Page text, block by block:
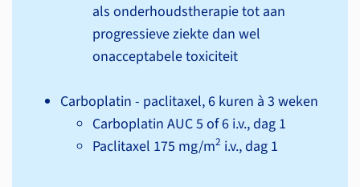
als onderhouds­therapie tot aan
progressieve ziekte dan wel
onacceptabele toxiciteit
Carboplatin - paclitaxel, 6 kuren à 3 weken
Carboplatin AUC 5 of 6 i.v., dag 1
Paclitaxel 175 mg/m2 i.v., dag 1